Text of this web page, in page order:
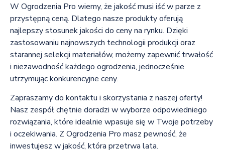
W Ogrodzenia Pro wiemy, że jakość musi iść w parze z
przystępną ceną. Dlatego nasze produkty oferują
najlepszy stosunek jakości do ceny na rynku. Dzięki
zastosowaniu najnowszych technologii produkcji oraz
starannej selekcji materiałów, możemy zapewnić trwałość
i niezawodność każdego ogrodzenia, jednocześnie
utrzymując konkurencyjne ceny.
Zapraszamy do kontaktu i skorzystania z naszej oferty!
Nasz zespół chętnie doradzi w wyborze odpowiedniego
rozwiązania, które idealnie wpasuje się w Twoje potrzeby
i oczekiwania. Z Ogrodzenia Pro masz pewność, że
inwestujesz w jakość, która przetrwa lata.